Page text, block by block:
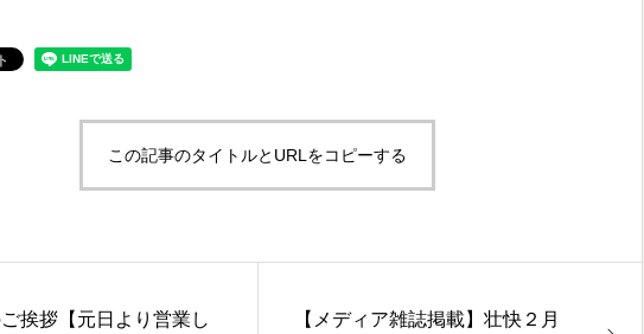
この記事のタイトルとURLをコピーする
挨拶【元日より営業し
【メディア雑誌掲載】壮快２月